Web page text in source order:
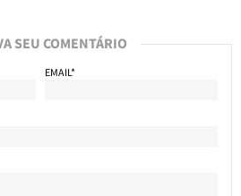
SEU COMENTÁRIO
EMAIL*